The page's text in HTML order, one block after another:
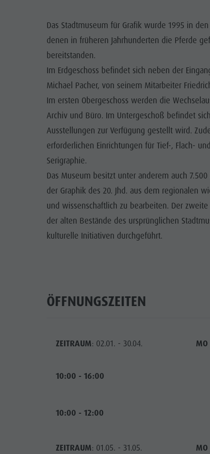
Schwimmen
Tourenübersicht
Katalogservice
Ortstaxe
Urlaub mit Hund
Pilze sammeln
Kronplatz Doctor Service
Das Stadtmuseum für Grafik wurde 1995 in
denen in früheren Jahrhunderten die Pferde
bereitstanden.
Im Erdgeschoss befindet sich neben der
Michael Pacher, von seinem Mitarbeiter
Im ersten Obergeschoss werden die
Archiv und Büro. Im Untergeschoß befindet
Ausstellungen zur Verfügung gestellt wird.
erforderlichen Einrichtungen für Tief-, Flach-
Serigraphie.
Das Museum besitzt unter anderem auch
der Graphik des 20. Jhd. aus dem regionalen
und wissenschaftlich zu bearbeiten. Der
der alten Bestände des ursprünglichen
kulturelle Initiativen durchgeführt.
ÖFFNUNGSZEITEN
ZEITRAUM: 02.01. - 30.04. MO
10:00 - 16:00
10:00 - 12:00
ZEITRAUM: 01.05. - 31.05. MO